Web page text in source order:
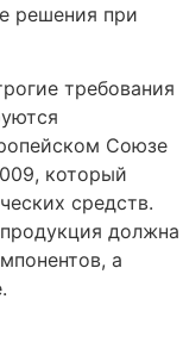
решения при
требования
Союзе
который
средств.
должна
а